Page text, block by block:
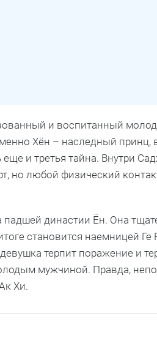
и воспитанный
Хён – наследный принц,
и третья тайна. Внутри
но любой физический
династии Ён. Она
становится наемницей Ге
терпит поражение и
мужчиной. Правда,
Хи.